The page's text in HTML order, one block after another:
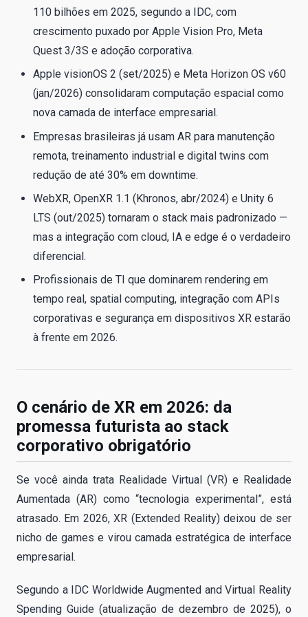
110 bilhões em 2025, segundo a IDC, com
crescimento puxado por Apple Vision Pro, Meta
Quest 3/3S e adoção corporativa.
Apple visionOS 2 (set/2025) e Meta Horizon OS v60
(jan/2026) consolidaram computação espacial como
nova camada de interface empresarial.
Empresas brasileiras já usam AR para manutenção
remota, treinamento industrial e digital twins com
redução de até 30% em downtime.
WebXR, OpenXR 1.1 (Khronos, abr/2024) e Unity 6
LTS (out/2025) tornaram o stack mais padronizado —
mas a integração com cloud, IA e edge é o verdadeiro
diferencial.
Profissionais de TI que dominarem rendering em
tempo real, spatial computing, integração com APIs
corporativas e segurança em dispositivos XR estarão
à frente em 2026.
O cenário de XR em 2026: da
promessa futurista ao stack
corporativo obrigatório
Se você ainda trata Realidade Virtual (VR) e Realidade
Aumentada (AR) como “tecnologia experimental”, está
atrasado. Em 2026, XR (Extended Reality) deixou de ser
nicho de games e virou camada estratégica de interface
empresarial.
Segundo a IDC Worldwide Augmented and Virtual Reality
Spending Guide (atualização de dezembro de 2025), o